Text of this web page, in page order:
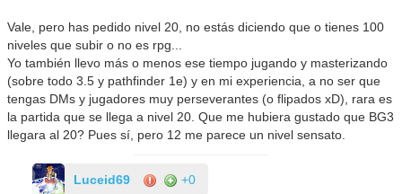
Vale, pero has pedido nivel 20, no estás diciendo que o tienes 100
niveles que subir o no es rpg...
Yo también llevo más o menos ese tiempo jugando y masterizando
(sobre todo 3.5 y pathfinder 1e) y en mi experiencia, a no ser que
tengas DMs y jugadores muy perseverantes (o flipados xD), rara es
la partida que se llega a nivel 20. Que me hubiera gustado que BG3
llegara al 20? Pues sí, pero 12 me parece un nivel sensato.
Luceid69 +0